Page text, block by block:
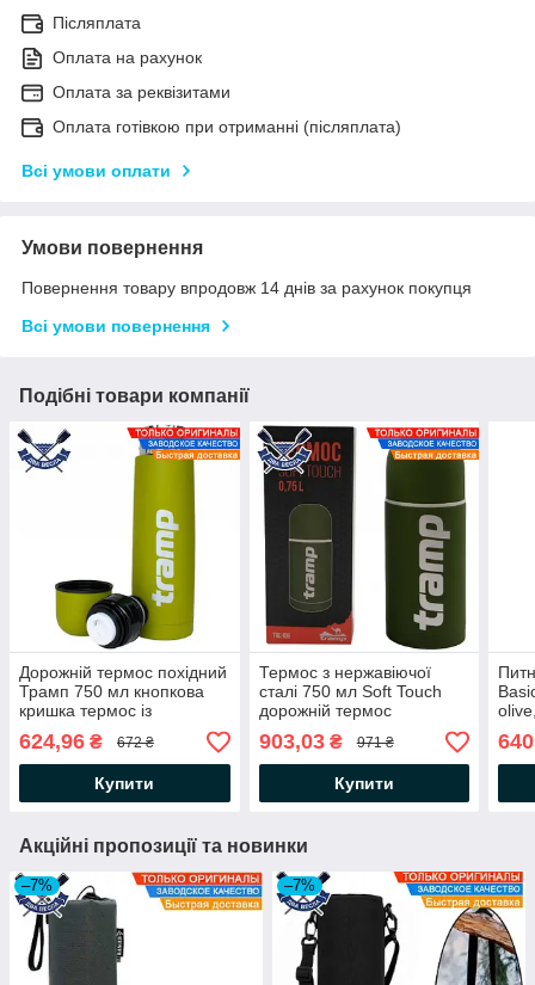
Післяплата
Оплата на рахунок
Оплата за реквізитами
Оплата готівкою при отриманні (післяплата)
Всі умови оплати
Умови повернення
Повернення товару впродовж 14 днів за рахунок покупця
Всі умови повернення
Подібні товари компанії
Дорожній термос похідний
Трамп 750 мл кнопкова
кришка термос із
нержавіючої сталі склянка
термос для чаю
нержавіюча сталь/пластик
624,96 ₴ 672 ₴
Купити
Термос з нержавіючої
сталі 750 мл Soft Touch
дорожній термос
Трамп термоси для пиття
склянка термос для чаю
Колір Хакі
903,03₴ 971 ₴
Купити
Акційні пропозиції та новинки
–7% –7%